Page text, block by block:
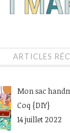
ARTICLES
Mon sac
Coq {DIY}
14 juillet 2022